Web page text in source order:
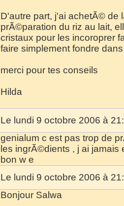
D'autre part, j'ai achetÃ© de
prÃ©paration du riz au lait,
cristaux pour les incoroprer
faire simplement fondre
merci pour tes conseils
Hilda
Le lundi 9 octobre 2006 à
genialum c est pas trop de
les ingrÃ©dients , j ai
bon w e
Le lundi 9 octobre 2006 à
Bonjour Salwa